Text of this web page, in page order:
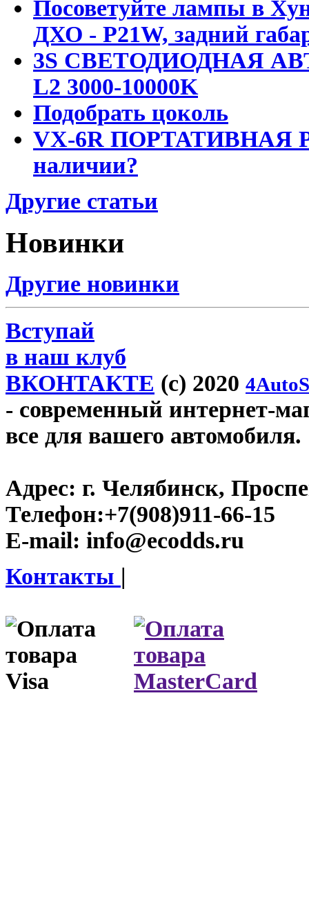
Посоветуйте лампы в
ДХО - P21W, задний
3S СВЕТОДИОДНАЯ
L2 3000-10000K
Подобрать цоколь
VX-6R ПОРТАТИВНАЯ
наличии?
Другие статьи
Новинки
Другие новинки
Вступай
в наш клуб
ВКОНТАКТЕ (c) 2020
- современный интернет-
все для вашего автомобиля.
Адрес: г. Челябинск,
Телефон:+7(908)911-66-15
E-mail: info@ecodds.ru
Контакты |